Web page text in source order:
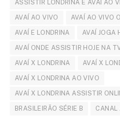
ASSISTIR LONDRINA E AVAÍ AO
AVAÍ AO VIVO AVAÍ AO VIVO
AVAÍ E LONDRINA AVAÍ JOGA
AVAÍ ONDE ASSISTIR HOJE NA
AVAÍ X LONDRINA AVAÍ X
AVAÍ X LONDRINA AO VIVO
AVAÍ X LONDRINA ASSISTIR
BRASILEIRÃO SÉRIE B CANAL